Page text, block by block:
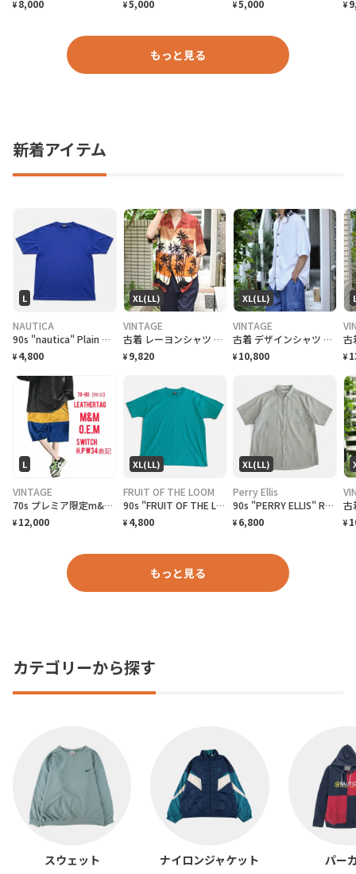
¥ 8,000 ¥5,000 ¥5,000 ¥
もっと見る
新着アイテム
L
NAUTICA
90s "nautica" Plain T-Shirt ノーティカ 無地Tシャツ [L]
¥ 4,800
XL(LL)
VINTAGE
古着 レーヨンシャツ アロハシャツ 夕日 半袖シャツ オープンカラーシャツ
¥ 9,820
XL(LL)
VINTAGE
古着 デザインシャツ ニットシャツ 半袖シャツ ホワイト 白 シャツ
¥ 10,800 ¥
L
VINTAGE
70s プレミア限定m&m特注 レザータグ、大人 スイッチ ハーフパンツ w34
¥ 12,000
XL(LL)
FRUIT OF THE LOOM
90s "FRUIT OF THE LOOM BEST" Plain T-Shirt フルーツオブザルーム無地Tシャツ [XL]
¥ 4,800
XL(LL)
Perry Ellis
90s "PERRY ELLIS" Rayon/Polyester S/S Check Shirt ペリーエリス レーヨン ポリチェックシャツ [XL]
¥ 6,800 ¥
もっと見る
カテゴリーから探す
スウェット ナイロンジャケット パー